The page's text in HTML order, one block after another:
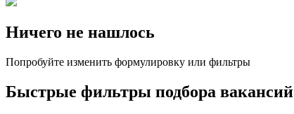
Ничего не нашлось
Попробуйте изменить формулировку или фильтры
Быстрые фильтры подбора вакансий